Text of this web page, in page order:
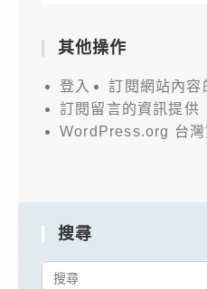
其他操作
登入
訂閱網站內容
訂閱留言的資訊提供
WordPress.org 台灣
搜尋
Search